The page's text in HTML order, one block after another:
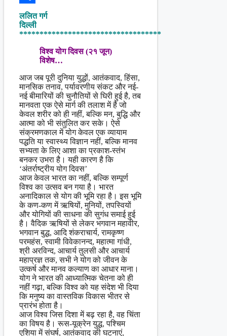
Share
ललित गर्ग
दिल्ली
***********************************
विश्व योग दिवस (२१ जून)
विशेष…
आज जब पूरी दुनिया युद्धों, आतंकवाद, हिंसा,
मानसिक तनाव, पर्यावरणीय संकट और नई-
नई बीमारियों की चुनौतियों से घिरी हुई है, तब
मानवता एक ऐसे मार्ग की तलाश में है जो
केवल शरीर को ही नहीं, बल्कि मन, बुद्धि और
आत्मा को भी संतुलित कर सके। ऐसे
संक्रमणकाल में योग केवल एक व्यायाम
पद्धति या स्वास्थ्य विज्ञान नहीं, बल्कि मानव
सभ्यता के लिए आशा का प्रकाश-स्तंभ
बनकर उभरा है। यही कारण है कि
‘अंतर्राष्ट्रीय योग दिवस’
आज केवल भारत का नहीं, बल्कि सम्पूर्ण
विश्व का उत्सव बन गया है। भारत
अनादिकाल से योग की भूमि रहा है। इस भूमि
के कण-कण में ऋषियों, मुनियों, तपस्वियों
और योगियों की साधना की सुगंध समाई हुई
है। वैदिक ऋषियों से लेकर भगवान महावीर,
भगवान बुद्ध, आदि शंकराचार्य, रामकृष्ण
परमहंस, स्वामी विवेकानन्द, महात्मा गांधी,
श्री अरविन्द, आचार्य तुलसी और आचार्य
महाप्रज्ञ तक, सभी ने योग को जीवन के
उत्कर्ष और मानव कल्याण का आधार माना।
योग ने भारत की आध्यात्मिक चेतना को ही
नहीं गढ़ा, बल्कि विश्व को यह संदेश भी दिया
कि मनुष्य का वास्तविक विकास भीतर से
प्रारंभ होता है।
आज विश्व जिस दिशा में बढ़ रहा है, वह चिंता
का विषय है। रूस-यूक्रेन युद्ध, पश्चिम
एशिया में संघर्ष, आतंकवाद की घटनाएं,